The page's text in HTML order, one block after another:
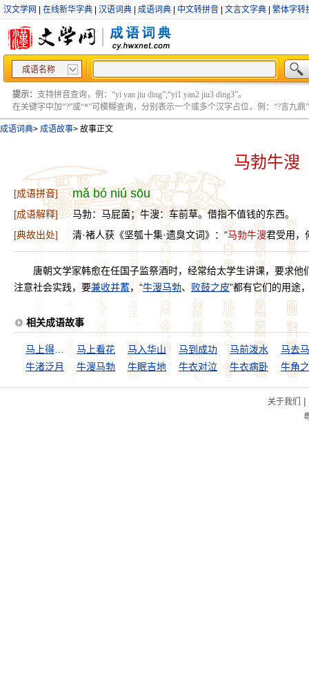
汉文学网 在线新华字典 汉语词典 成语词典 中文转拼音 文言文字典 繁体字转
成语名称
提示： 支持拼音查询，例：“yi yan jiu ding”;“yi1 yan2 jiu3 ding3”。
在关键字中加“?”或“*”可模糊查询，分别表示一个或多个汉字占位，例：“?言九鼎”
成语词典> 成语故事> 故事正文
马勃牛溲
[成语拼音] mǎ bó niú sōu
[成语解释]
马勃：马屁菌；牛溲：车前草。借指不值钱的东西。
[典故出处]
清·褚人获《坚瓠十集·遗臭文词》：“马勃牛溲君受用，
唐朝文学家韩愈在任国子监祭酒时，经常给太学生讲课，要求他
注意社会实践，要兼收并蓄，“牛溲马勃、 败鼓之皮”都有它们的用途
相关成语故事
马上看花 马入华山 马到成功 马前泼水
马去
牛渚泛月
牛溲马勃 牛眠吉地 牛衣对泣 牛衣病卧 牛角
关于我们 |